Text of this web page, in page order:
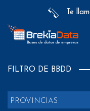
Te
FILTRO DE BBDD
PROVINCIAS